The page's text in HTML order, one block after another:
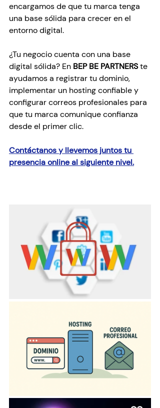
encargamos de que tu marca tenga
una base sólida para crecer en el
entorno digital.
¿Tu negocio cuenta con una base
digital sólida? En BEP BE PARTNERS te
ayudamos a registrar tu dominio,
implementar un hosting confiable y
configurar correos profesionales para
que tu marca comunique confianza
desde el primer clic.
Contáctanos y llevemos juntos tu
presencia online al siguiente nivel.